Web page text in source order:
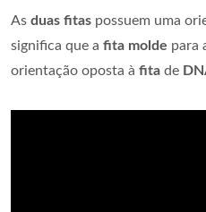
As duas fitas possuem uma
significa que a fita molde para
orientação oposta à fita de